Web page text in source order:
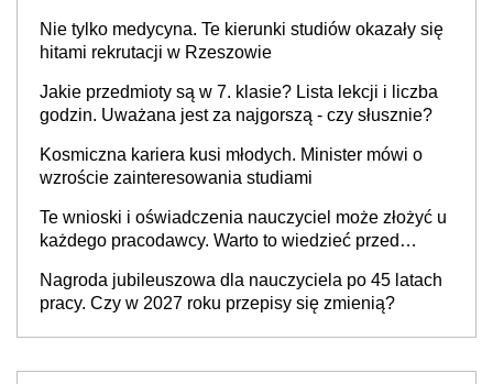
Nie tylko medycyna. Te kierunki studiów okazały się
hitami rekrutacji w Rzeszowie
Jakie przedmioty są w 7. klasie? Lista lekcji i liczba
godzin. Uważana jest za najgorszą - czy słusznie?
Kosmiczna kariera kusi młodych. Minister mówi o
wzroście zainteresowania studiami
Te wnioski i oświadczenia nauczyciel może złożyć u
każdego pracodawcy. Warto to wiedzieć przed
Nagroda jubileuszowa dla nauczyciela po 45 latach
pracy. Czy w 2027 roku przepisy się zmienią?